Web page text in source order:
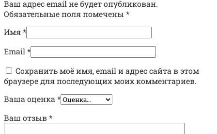
Ваш адрес email не будет опубликован.
Обязательные поля помечены *
Имя*
Email *
Сохранить моё имя, email и адрес сайта в этом
браузере для последующих моих комментариев.
Ваша оценка *
Ваш отзыв*